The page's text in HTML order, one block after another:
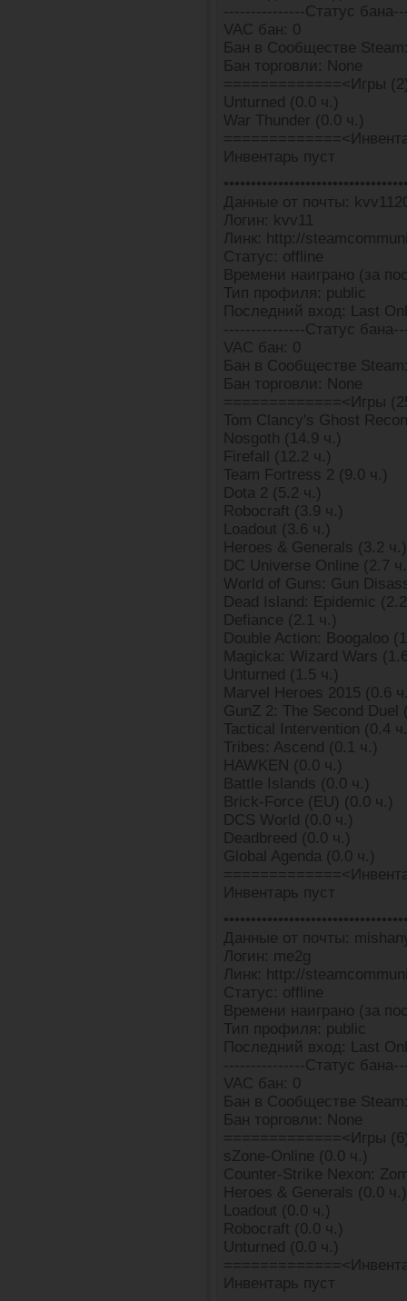
---------------Статус
VAC бан: 0
Бан в Сообществе
Бан торговли: None
=============<Игры
Unturned (0.0 ч.)
War Thunder (0.0 ч.)
Инвентарь пуст
Данные от почты:
Логин: kvv11
Линк: http://
Статус: offline
Времени наиграно (за
Тип профиля: public
Последний вход: Last
---------------Статус
VAC бан: 0
Бан в Сообществе
Бан торговли: None
=============<Игры
Tom Clancy's Ghost
Nosgoth (14.9 ч.)
Firefall (12.2 ч.)
Team Fortress 2 (9.0 ч.)
Dota 2 (5.2 ч.)
Robocraft (3.9 ч.)
Loadout (3.6 ч.)
Heroes & Generals (3.2 ч.)
DC Universe Online (2.7
World of Guns: Gun
Dead Island: Epidemic
Defiance (2.1 ч.)
Double Action: Boogaloo
Magicka: Wizard Wars
Unturned (1.5 ч.)
Marvel Heroes 2015 (0.6
GunZ 2: The Second Duel
Tactical Intervention (0.4
Tribes: Ascend (0.1 ч.)
HAWKEN (0.0 ч.)
Battle Islands (0.0 ч.)
Brick-Force (EU) (0.0 ч.)
DCS World (0.0 ч.)
Deadbreed (0.0 ч.)
Global Agenda (0.0 ч.)
Инвентарь пуст
Данные от почты:
Логин: me2g
Линк: http://
Статус: offline
Времени наиграно (за
Тип профиля: public
Последний вход: Last
---------------Статус
VAC бан: 0
Бан в Сообществе
Бан торговли: None
=============<Игры
sZone-Online (0.0 ч.)
Counter-Strike Nexon:
Heroes & Generals (0.0 ч.)
Loadout (0.0 ч.)
Robocraft (0.0 ч.)
Unturned (0.0 ч.)
Инвентарь пуст